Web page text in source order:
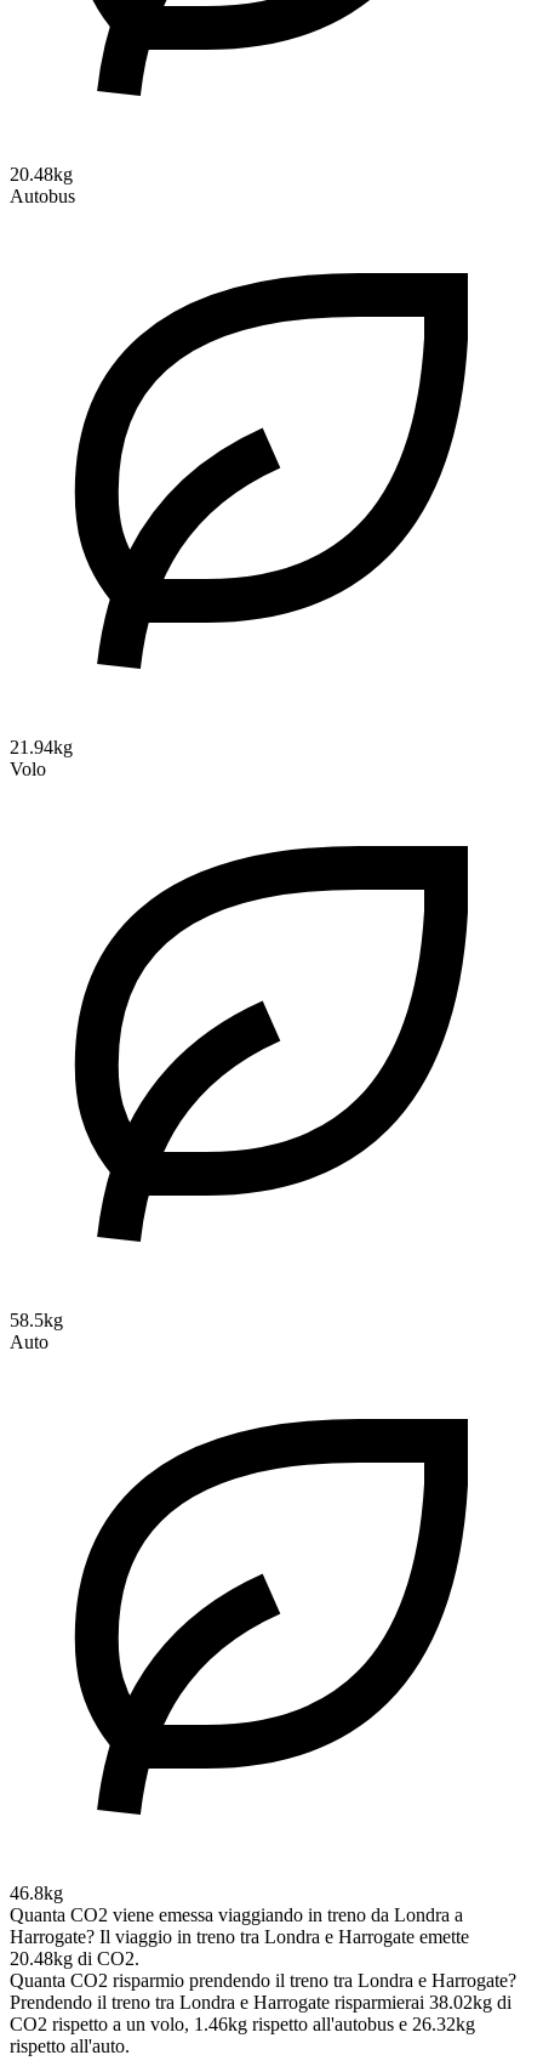
20.48kg
Autobus
21.94kg
Volo
58.5kg
Auto
46.8kg
Quanta CO2 viene emessa viaggiando in treno da Londra a
Harrogate? Il viaggio in treno tra Londra e Harrogate emette
20.48kg di CO2.
Quanta CO2 risparmio prendendo il treno tra Londra e Harrogate?
Prendendo il treno tra Londra e Harrogate risparmierai 38.02kg di
CO2 rispetto a un volo, 1.46kg rispetto all'autobus e 26.32kg
rispetto all'auto.